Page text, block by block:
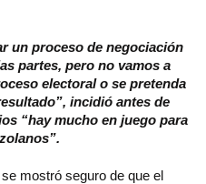
un proceso de negociación
partes, pero no vamos a
electoral o se pretenda
incidió antes de
“hay mucho en juego para
mostró seguro de que el